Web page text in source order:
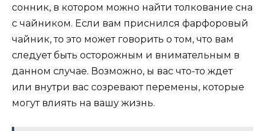
сонник, в котором можно найти толкование сна
с чайником. Если вам приснился фарфоровый
чайник, то это может говорить о том, что вам
следует быть осторожным и внимательным в
данном случае. Возможно, ы вас что-то ждет
или внутри вас созревают перемены, которые
могут влиять на вашу жизнь.